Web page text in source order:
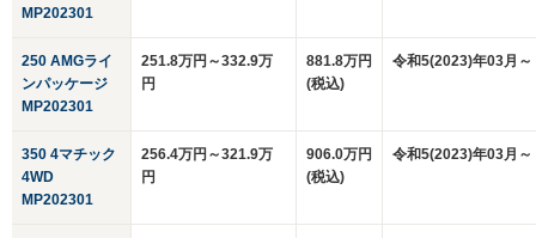
MP202301
250 AMGライ
ンパッケージ
MP202301
251.8万円～332.9万
円
881.8万円
(税込)
令和5(2023)年03月～
350 4マチック
4WD
MP202301
256.4万円～321.9万
円
906.0万円
(税込)
令和5(2023)年03月～